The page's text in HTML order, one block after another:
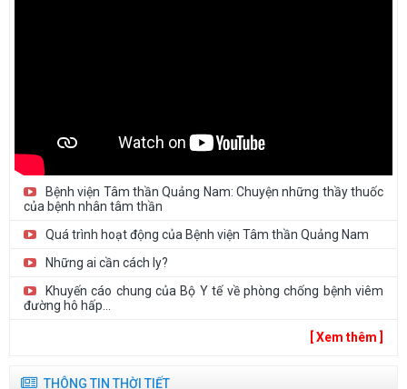
Bệnh viện Tâm thần Quảng Nam: Chuyện những thầy thuốc
của bệnh nhân tâm thần
Quá trình hoạt động của Bệnh viện Tâm thần Quảng Nam
Những ai cần cách ly?
Khuyến cáo chung của Bộ Y tế về phòng chống bệnh viêm
đường hô hấp...
[ Xem thêm ]
THÔNG TIN THỜI TIẾT